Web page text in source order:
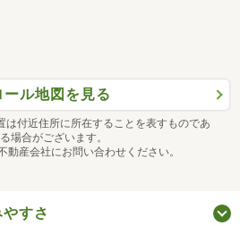
ール地図を見る
は付近住所に所在することを表すものであ
場合がございます。
産会社にお問い合わせください。
すさ